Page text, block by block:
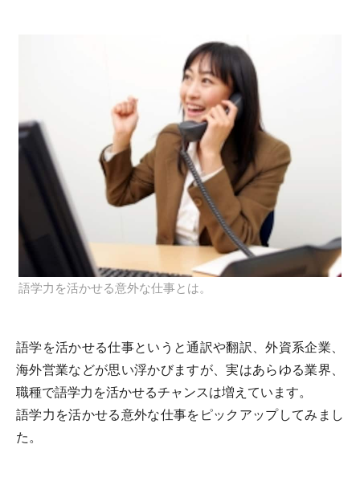
語学力を活かせる意外な仕事とは。
語学を活かせる仕事というと通訳や翻訳、外資系企業、
海外営業などが思い浮かびますが、実はあらゆる業界、
職種で語学力を活かせるチャンスは増えています。
語学力を活かせる意外な仕事をピックアップしてみまし
た。